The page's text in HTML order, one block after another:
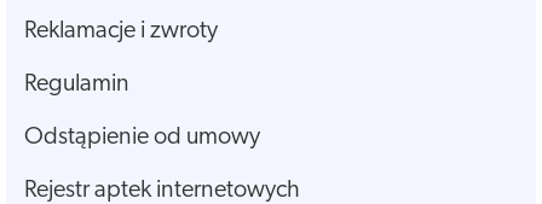
Reklamacje i zwroty
Regulamin
Odstąpienie od umowy
Rejestr aptek internetowych